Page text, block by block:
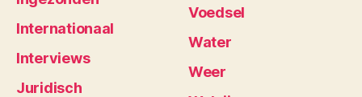
Internationaal
Interviews
Juridisch
Voedsel
Water
Weer